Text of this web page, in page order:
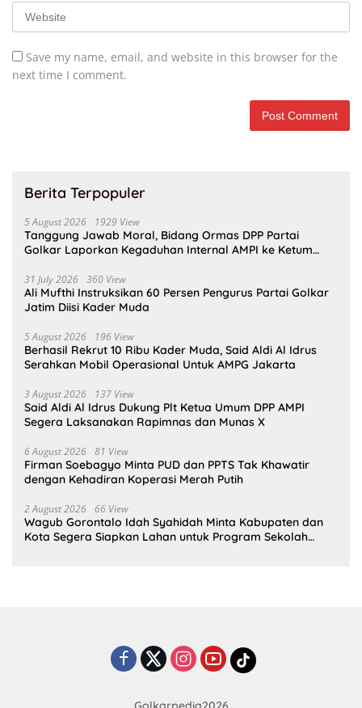
Save my name, email, and website in this browser for the
next time I comment.
Berita Terpopuler
5 August 2026 1929 View
Tanggung Jawab Moral, Bidang Ormas DPP Partai
Golkar Laporkan Kegaduhan Internal AMPI ke Ketum
31 July 2026 360 View
Ali Mufthi Instruksikan 60 Persen Pengurus Partai Golkar
Jatim Diisi Kader Muda
5 August 2026 196 View
Berhasil Rekrut 10 Ribu Kader Muda, Said Aldi Al Idrus
Serahkan Mobil Operasional Untuk AMPG Jakarta
3 August 2026 137 View
Said Aldi Al Idrus Dukung Plt Ketua Umum DPP AMPI
Segera Laksanakan Rapimnas dan Munas X
6 August 2026 81 View
Firman Soebagyo Minta PUD dan PPTS Tak Khawatir
dengan Kehadiran Koperasi Merah Putih
2 August 2026 66 View
Wagub Gorontalo Idah Syahidah Minta Kabupaten dan
Kota Segera Siapkan Lahan untuk Program Sekolah